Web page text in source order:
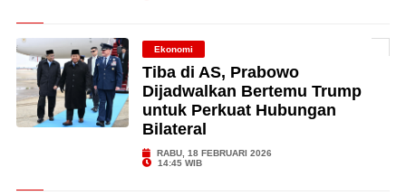
Ekonomi
Tiba di AS, Prabowo
Dijadwalkan Bertemu Trump
untuk Perkuat Hubungan
Bilateral
RABU, 18 FEBRUARI 2026
14:45 WIB